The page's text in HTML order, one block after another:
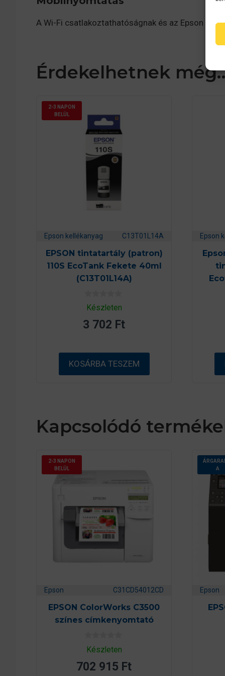
A Wi-Fi csatlakoztathatóságnak és az Epson
Érdekelhetnek
2-3 NAPON
BELÜL
Epson kellékanyag C13T01L14A
EPSON tintatartály (patron)
110S EcoTank Fekete 40ml
(C13T01L14A)
0
a
5
l
Készleten
3 702 Ft
KOSÁRBA TESZEM
Epson
Kapcsolódó
2-3 NAPON
BELÜL
Epson C31CD54012CD
EPSON ColorWorks C3500
színes címkenyomtató
0
aKészleten
702 915 Ft
A
Epson